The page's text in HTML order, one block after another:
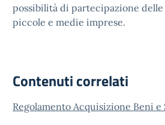
possibilità di partecipazione
piccole e medie imprese.
Contenuti correlati
Regolamento Acquisizione Beni